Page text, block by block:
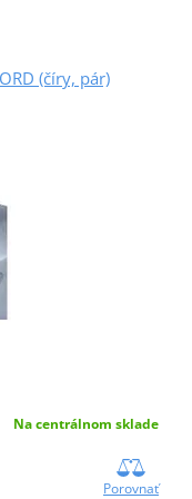
(číry, pár)
Na centrálnom sklade
Porovnať